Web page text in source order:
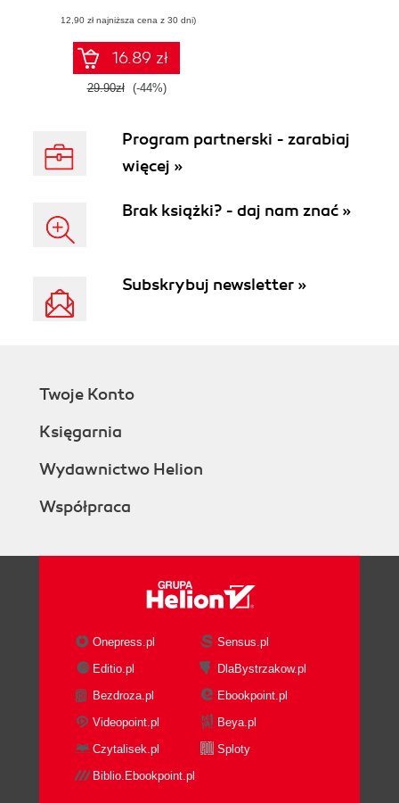
(12,90 zł najniższa cena z 30 dni)
16.89 zł
29.90zł (-44%)
Program partnerski - zarabiaj
więcej »
Brak książki? - daj nam znać »
Subskrybuj newsletter »
Twoje Konto
Księgarnia
Wydawnictwo Helion
Współpraca
Onepress.pl
Sensus.pl
Editio.pl
DlaBystrzakow.pl
Bezdroza.pl
Ebookpoint.pl
Videopoint.pl
Beya.pl
Czytalisek.pl
Sploty
Biblio.Ebookpoint.pl